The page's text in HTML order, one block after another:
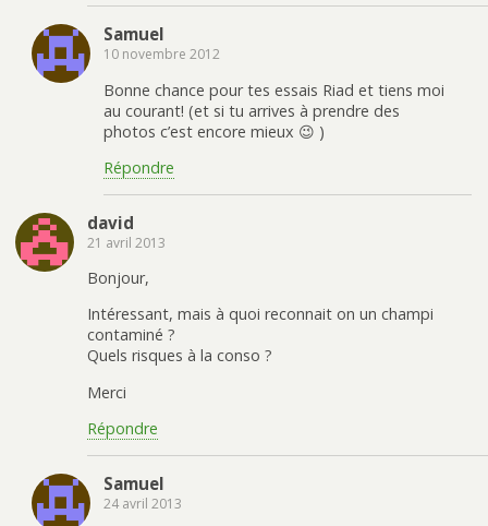
Samuel
10 novembre 2012
Bonne chance pour tes essais Riad et tiens moi
au courant! (et si tu arrives à prendre des
photos c’est encore mieux 😉 )
Répondre
david
21 avril 2013
Bonjour,
Intéressant, mais à quoi reconnait on un champi
contaminé ?
Quels risques à la conso ?
Merci
Répondre
Samuel
24 avril 2013